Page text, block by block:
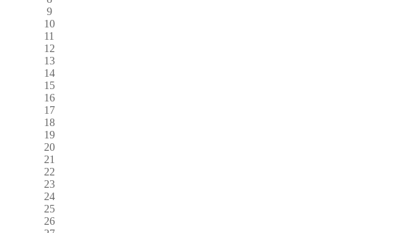
9
10
11
12
13
14
15
16
17
18
19
20
21
22
23
24
25
26